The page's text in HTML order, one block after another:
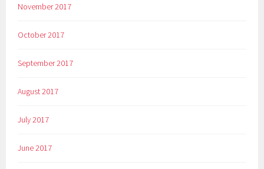
November 2017
October 2017
September 2017
August 2017
July 2017
June 2017